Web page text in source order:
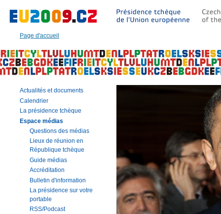
Page d'accueil
Texte
cette
page
|
Navigation
RechercheActualités et documents
Calendrier
La présidence tchèque
Espace médias
Questions des médias
Lieux de réunion en
République tchèque
Guide médias
Accréditation
Bulletin d'information
La présidence sur votre
portable
RSS/Podcast